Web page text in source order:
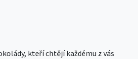
kteří chtějí každému z vás